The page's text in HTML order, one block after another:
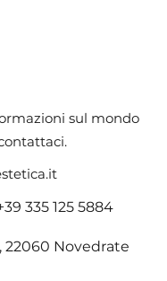
sul mondo
335 125 5884
22060 Novedrate